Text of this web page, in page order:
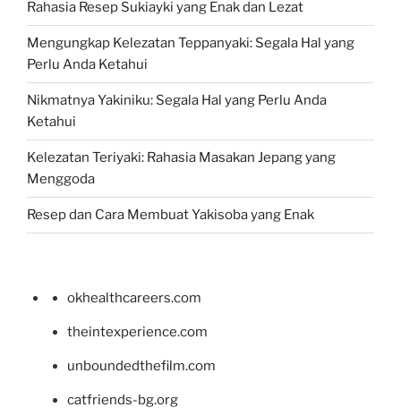
Rahasia Resep Sukiayki yang Enak dan Lezat
Mengungkap Kelezatan Teppanyaki: Segala Hal yang
Perlu Anda Ketahui
Nikmatnya Yakiniku: Segala Hal yang Perlu Anda
Ketahui
Kelezatan Teriyaki: Rahasia Masakan Jepang yang
Menggoda
Resep dan Cara Membuat Yakisoba yang Enak
okhealthcareers.com
theintexperience.com
unboundedthefilm.com
catfriends-bg.org